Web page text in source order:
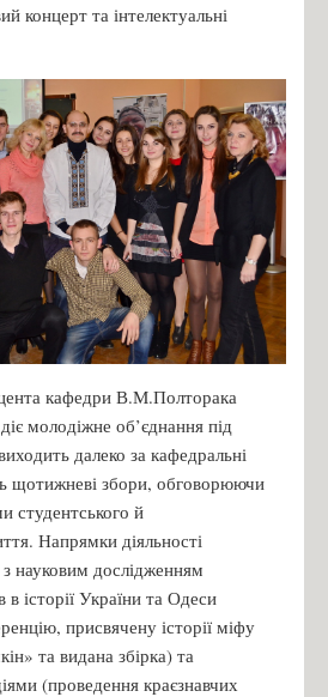
концерт та інтелектуальні
кафедри В.М.Полторака
молодіжне об’єднання під
далеко за кафедральні
щотижневі збори, обговорюючи
студентського й
Напрямки діяльності
з науковим дослідженням
історії України та Одеси
присвячену історії міфу
та видана збірка) та
(проведення краєзнавчих